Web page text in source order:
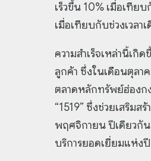
เร็วขึ้น 10% เมื่อเที
เมื่อเทียบกับช่วงเวลา
ความสำเร็จเหล่านี้เ
ลูกค้า ซึ่งในเดือนตุลา
ตลาดหลักทรัพย์ฮ่องก
“1519” ซึ่งช่วยเสริมส
พฤศจิกายน ปีเดียวกัน
บริการยอดเยี่ยมแห่ง